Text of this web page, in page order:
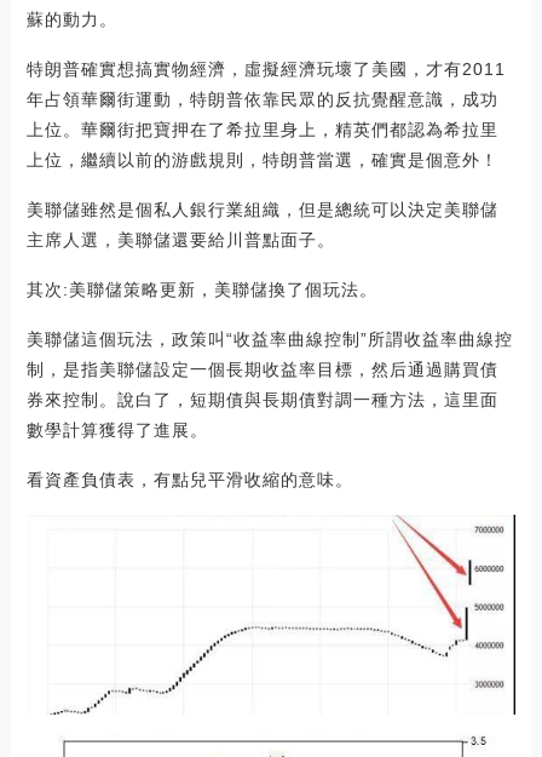
蘇的動力。
特朗普確實想搞實物經濟，虛擬經濟玩壞了美國，才有2011
年占領華爾街運動，特朗普依靠民眾的反抗覺醒意識，成功
上位。華爾街把寶押在了希拉里身上，精英們都認為希拉里
上位，繼續以前的游戲規則，特朗普當選，確實是個意外！
美聯儲雖然是個私人銀行業組織，但是總統可以決定美聯儲
主席人選，美聯儲還要給川普點面子。
其次:美聯儲策略更新，美聯儲換了個玩法。
美聯儲這個玩法，政策叫“收益率曲線控制”所謂收益率曲線控
制，是指美聯儲設定一個長期收益率目標，然后通過購買債
券來控制。說白了，短期債與長期債對調一種方法，這里面
數學計算獲得了進展。
看資產負債表，有點兒平滑收縮的意味。